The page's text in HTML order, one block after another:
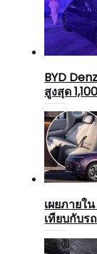
BYD
สูงสุด
เผยภายใ
เทียบกับร